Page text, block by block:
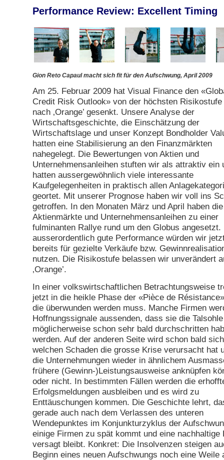
Performance Review: Excellent Timing
Gion Reto Capaul macht sich fit für den Aufschwung, April 2009
Am 25. Februar 2009 hat Visual Finance den
Credit Risk Outlook» von der höchsten Risikostufe
nach ‚Orange’ gesenkt. Unsere Analyse der
Wirtschaftsgeschichte, die Einschätzung der
Wirtschaftslage und unser Konzept Bondholder
hatten eine Stabilisierung an den Finanzmärkten
nahegelegt. Die Bewertungen von Aktien und
Unternehmensanleihen stuften wir als attraktiv ein
hatten aussergewöhnlich viele interessante
Kaufgelegenheiten in praktisch allen
geortet. Mit unserer Prognose haben wir voll ins
getroffen. In den Monaten März und April haben die
Aktienmärkte und Unternehmensanleihen zu einer
fulminanten Rallye rund um den Globus angesetzt.
ausserordentlich gute Performance würden wir
bereits für gezielte Verkäufe bzw.
nutzen. Die Risikostufe belassen wir unverändert
‚Orange’.
In einer volkswirtschaftlichen Betrachtungsweise
jetzt in die heikle Phase der «Pièce de
die überwunden werden muss. Manche Firmen
Hoffnungssignale aussenden, dass sie die Talsohle
möglicherweise schon sehr bald durchschritten
werden. Auf der anderen Seite wird schon bald
welchen Schaden die grosse Krise verursacht hat
die Unternehmungen wieder in ähnlichem
frühere (Gewinn-)Leistungsausweise anknüpfen
oder nicht. In bestimmten Fällen werden die
Erfolgsmeldungen ausbleiben und es wird zu
Enttäuschungen kommen. Die Geschichte lehrt,
gerade auch nach dem Verlassen des unteren
Wendepunktes im Konjunkturzyklus der
einige Firmen zu spät kommt und eine nachhaltige
versagt bleibt. Konkret: Die Insolvenzen steigen
Beginn eines neuen Aufschwungs noch eine Weile